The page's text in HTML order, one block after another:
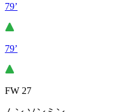
79’
79’
FW 27